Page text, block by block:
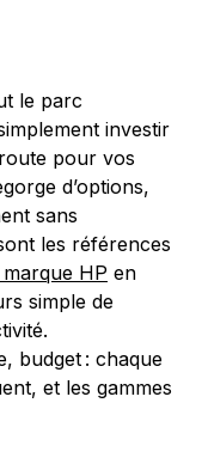
le parc
investir
pour vos
d’options,
sans
les références
HP en
simple de
budget : chaque
et les gammes